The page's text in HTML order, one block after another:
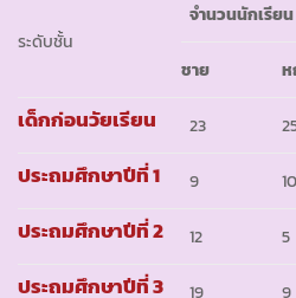
ระดับชั้น
จำนวนนักเรีย
ชาย
เด็กก่อนวัยเรียน 23
ประถมศึกษาปีที่ 1 9 10
ประถมศึกษาปีที่ 2 12 5
ประถมศึกษาปีที่ 3 19 9